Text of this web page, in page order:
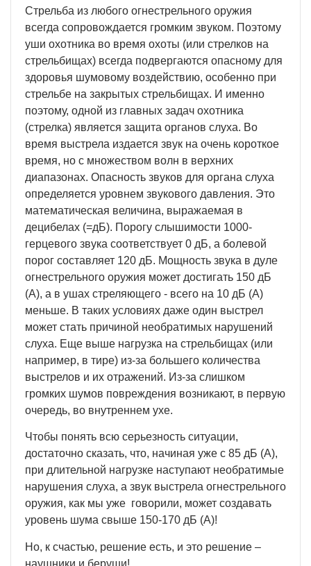
Стрельба из любого огнестрельного оружия
всегда сопровождается громким звуком. Поэтому
уши охотника во время охоты (или стрелков на
стрельбищах) всегда подвергаются опасному для
здоровья шумовому воздействию, особенно при
стрельбе на закрытых стрельбищах. И именно
поэтому, одной из главных задач охотника
(стрелка) является защита органов слуха. Во
время выстрела издается звук на очень короткое
время, но с множеством волн в верхних
диапазонах. Опасность звуков для органа слуха
определяется уровнем звукового давления. Это
математическая величина, выражаемая в
децибелах (=дБ). Порогу слышимости 1000-
герцевого звука соответствует 0 дБ, а болевой
порог составляет 120 дБ. Мощность звука в дуле
огнестрельного оружия может достигать 150 дБ
(А), а в ушах стреляющего - всего на 10 дБ (А)
меньше. В таких условиях даже один выстрел
может стать причиной необратимых нарушений
слуха. Еще выше нагрузка на стрельбищах (или
например, в тире) из-за большего количества
выстрелов и их отражений. Из-за слишком
громких шумов повреждения возникают, в первую
очередь, во внутреннем ухе.
Чтобы понять всю серьезность ситуации,
достаточно сказать, что, начиная уже с 85 дБ (А),
при длительной нагрузке наступают необратимые
нарушения слуха, а звук выстрела огнестрельного
оружия, как мы уже говорили, может создавать
уровень шума свыше 150-170 дБ (А)!
Но, к счастью, решение есть, и это решение –
наушники и беруши!